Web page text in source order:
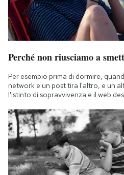
Perché non riusciamo a
Per esempio prima di dormire,
network e un post tira l'altro, e un
l'istinto di sopravvivenza e il web